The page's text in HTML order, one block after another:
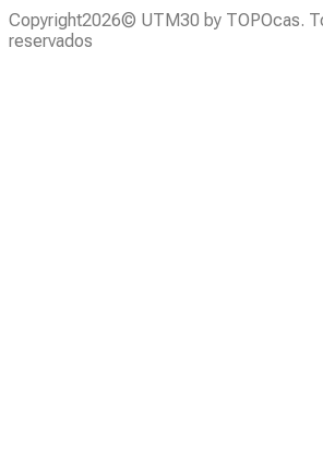
Copyright2026© UTM30 by TOPOcas.
reservados